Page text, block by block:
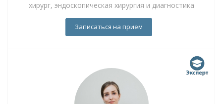
хирург, эндоскопическая хирургия и диагностика
Записаться на прием